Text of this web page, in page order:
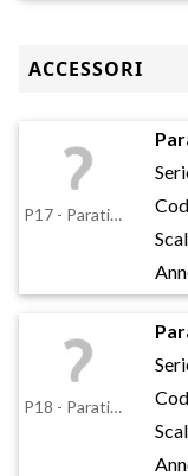
ACCESSORI
P17 - Paratie per rettilineo 220 mm
P18 - Paratie per rettilineo 110 mm